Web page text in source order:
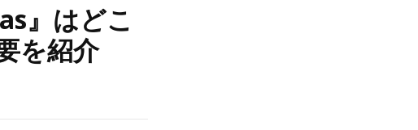
』はどこ
を紹介